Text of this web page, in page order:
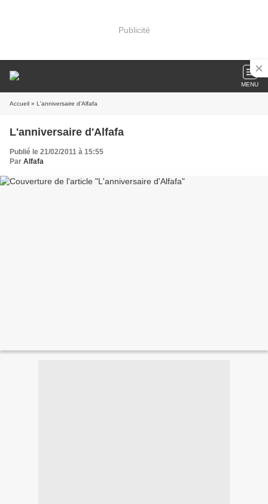
Publicité
MENU
Accueil » L'anniversaire d'Alfafa
L'anniversaire d'Alfafa
Publié le 21/02/2011 à 15:55
Par Alfafa